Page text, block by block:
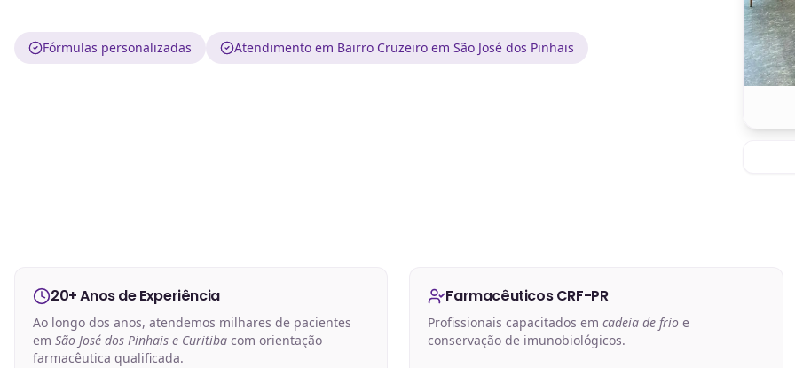
Fórmulas personalizadas Atendimento em Bairro Cruzeiro em São José dos Pinhais
20+ Anos de Experiência
Ao longo dos anos, atendemos milhares de pacientes
em São José dos Pinhais e Curitiba com orientação
farmacêutica qualificada.
Farmacêuticos CRF-PR
Profissionais capacitados emcadeia de frio e
conservação de imunobiológicos.